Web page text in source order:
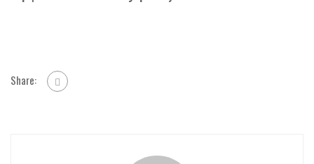
Share: